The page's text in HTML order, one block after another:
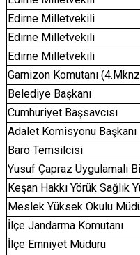
Edirne Milletvekili
Edirne Milletvekili
Edirne Milletvekili
Garnizon Komutanı
Belediye Başkanı
Cumhuriyet Başsavcısı
Adalet Komisyonu Başkanı
Baro Temsilcisi
Yusuf Çapraz Uygulamalı
Keşan Hakkı Yörük Sağlık
Meslek Yüksek Okulu
İlçe Jandarma Komutanı
İlçe Emniyet Müdürü